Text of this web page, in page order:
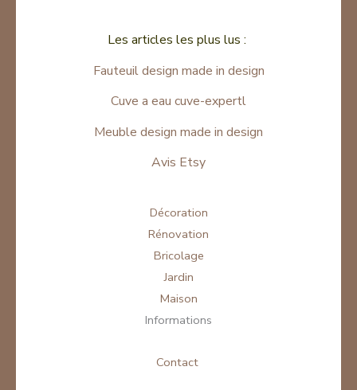
Les articles les plus lus :
Fauteuil design made in design
Cuve a eau cuve-expertl
Meuble design made in design
Avis Etsy
Décoration
Rénovation
Bricolage
Jardin
Maison
Informations
Contact